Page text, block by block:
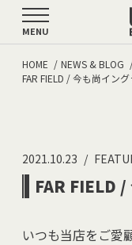
MENU
HOME NEWS & BLOG
FAR FIELD / 今も尚イン
2021.10.23
FAR FIELD
いつも当店をご愛